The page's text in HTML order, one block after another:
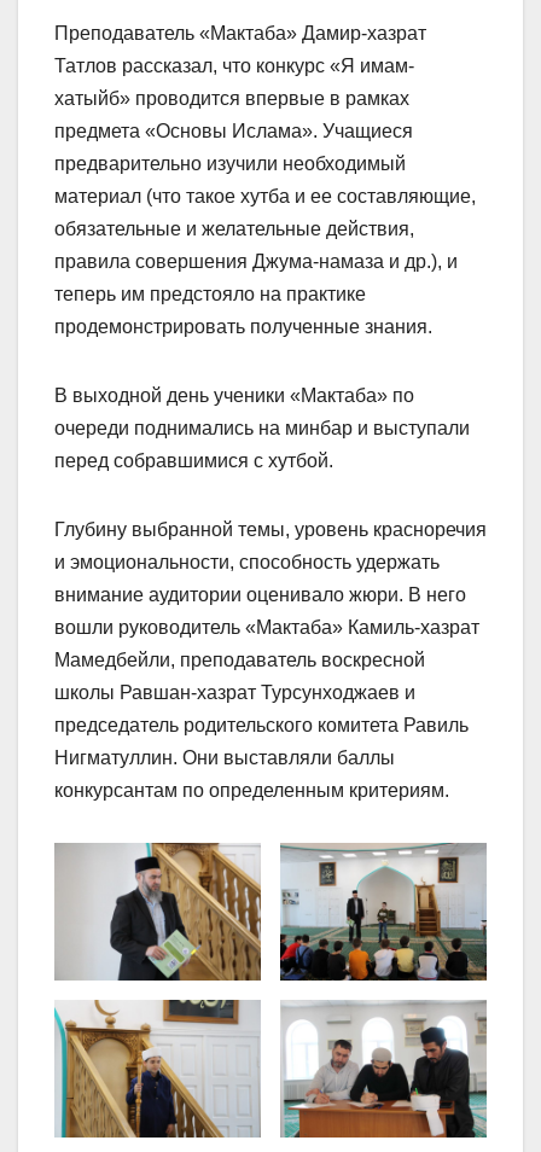
Преподаватель «Мактаба» Дамир-хазрат
Татлов рассказал, что конкурс «Я имам-
хатыйб» проводится впервые в рамках
предмета «Основы Ислама». Учащиеся
предварительно изучили необходимый
материал (что такое хутба и ее составляющие,
обязательные и желательные действия,
правила совершения Джума-намаза и др.), и
теперь им предстояло на практике
продемонстрировать полученные знания.
В выходной день ученики «Мактаба» по
очереди поднимались на минбар и выступали
перед собравшимися с хутбой.
Глубину выбранной темы, уровень красноречия
и эмоциональности, способность удержать
внимание аудитории оценивало жюри. В него
вошли руководитель «Мактаба» Камиль-хазрат
Мамедбейли, преподаватель воскресной
школы Равшан-хазрат Турсунходжаев и
председатель родительского комитета Равиль
Нигматуллин. Они выставляли баллы
конкурсантам по определенным критериям.